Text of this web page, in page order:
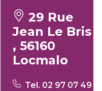
29 Rue
Jean Le Bris
, 56160
Locmalo
Tel. 02 97 07 49